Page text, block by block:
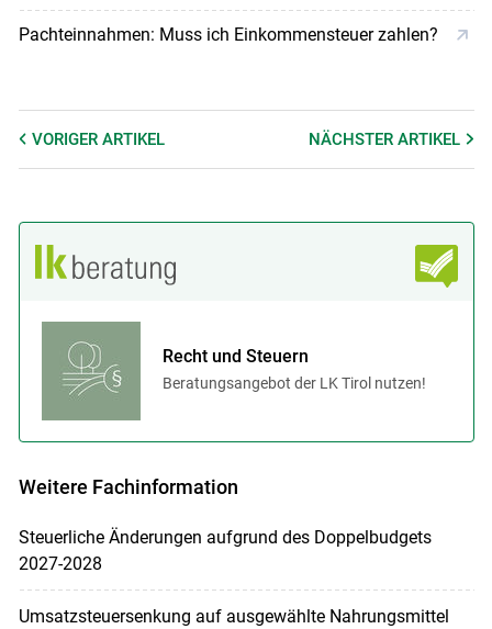
Pachteinnahmen: Muss ich Einkommensteuer zahlen?
VORIGER ARTIKEL NÄCHSTERARTIKEL
Recht und Steuern
Beratungsangebot der LK Tirol nutzen!
Weitere Fachinformation
Steuerliche Änderungen aufgrund des Doppelbudgets
2027-2028
Umsatzsteuersenkung auf ausgewählte Nahrungsmittel